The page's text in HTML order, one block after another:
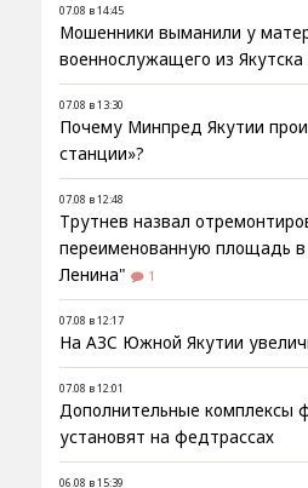
07.08 в 14:45
Мошенники выманили у
военнослужащего из
07.08 в 13:30
Почему Минпред Якутии
станции»?
07.08 в 12:48
Трутнев назвал
переименованную площадь
Ленина"
1
07.08 в 12:17
На АЗС Южной Якутии
07.08 в 12:01
Дополнительные комплексы
установят на федтрассах
06.08 в 15:39